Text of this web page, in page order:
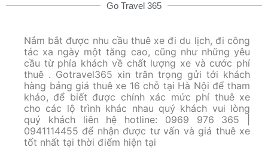
Go Travel 365
Nắm bắt được nhu cầu thuê xe đi du lịch, đi công
tác xa ngày một tăng cao, cũng như những yêu
cầu từ phía khách về chất lượng xe và cước phí
thuê . Gotravel365 xin trân trọng gửi tới khách
hàng bảng giá thuê xe 16 chỗ tại Hà Nội để tham
khảo, để biết được chính xác mức phí thuê xe
cho các lộ trình khác nhau quý khách vui lòng
quý khách liên hệ hotline: 0969 976 365 |
0941114455 để nhận được tư vấn và giá thuê xe
tốt nhất tại thời điểm hiện tại